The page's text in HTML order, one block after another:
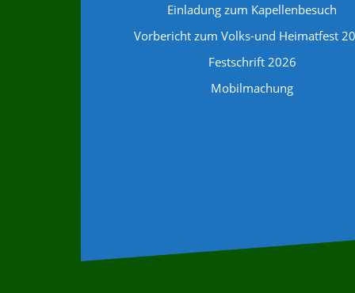
Einladung zum Kapellenbesuch
Vorbericht zum Volks-und Heimatfest
Festschrift 2026
Mobilmachung